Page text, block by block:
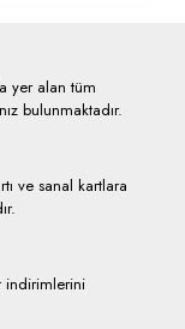
yer alan tüm
bulunmaktadır.
ve sanal kartlara
indirimlerini